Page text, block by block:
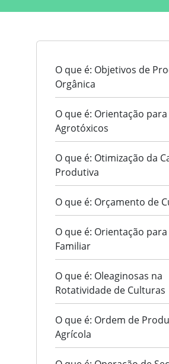
O que é: Objetivos de
Orgânica
O que é: Orientação
Agrotóxicos
O que é: Otimização da
Produtiva
O que é: Orçamento de
O que é: Orientação
Familiar
O que é: Oleaginosas na
Rotatividade de Culturas
O que é: Ordem de
Agrícola